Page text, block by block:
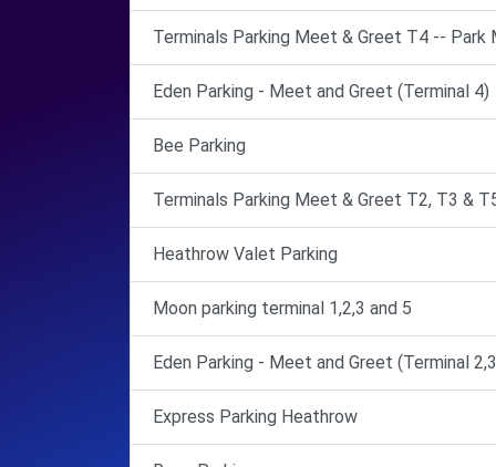
Terminals Parking Meet & Greet T4 -- Park
Eden Parking - Meet and Greet (Terminal 4)
Bee Parking
Terminals Parking Meet & Greet T2, T3 &
Heathrow Valet Parking
Moon parking terminal 1,2,3 and 5
Eden Parking - Meet and Greet (Terminal
Express Parking Heathrow